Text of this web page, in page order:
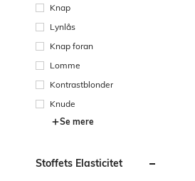
Knap
Lynlås
Knap foran
Lomme
Kontrastblonder
Knude
Se mere
Stoffets Elasticitet